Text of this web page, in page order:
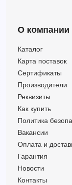
О компании
Каталог
Карта поставок
Сертификаты
Производители
Реквизиты
Как купить
Политика
Вакансии
Оплата и
Гарантия
Новости
Контакты